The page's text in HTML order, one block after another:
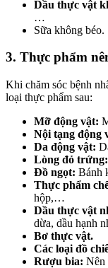
Dầu thực vật
…
Sữa không béo.
3. Thực phẩm
Khi chăm sóc bệnh
loại thực phẩm sau:
Mỡ động vật:
Nội tạng động
Da động vật:
Lòng đỏ trứng:
Đồ ngọt: Bánh
Thực phẩm
hộp,…
Dầu thực vật
dừa, dầu hạnh
Bơ thực vật.
Các loại đồ
Rượu bia: Nên